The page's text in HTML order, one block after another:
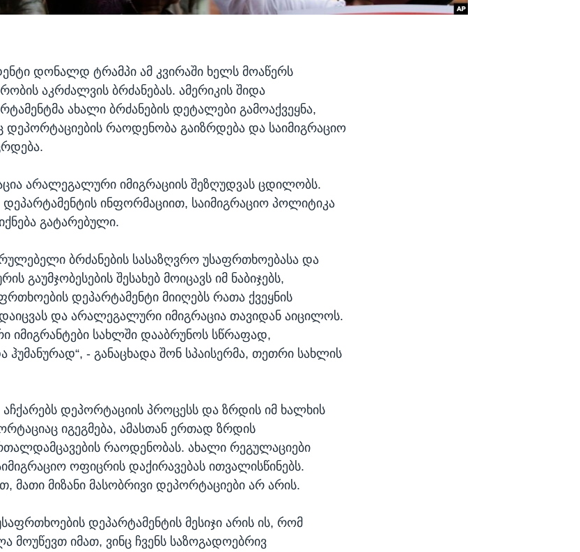
დონალდ ტრამპი ამ კვირაში ხელს მოაწერს
აკრძალვის ბრძანებას. ამერიკის შიდა
ახალი ბრძანების დეტალები გამოაქვეყნა,
რაოდენობა გაიზრდება და საიმიგრაციო
არალეგალური იმიგრაციის შეზღუდვას ცდილობს.
ინფორმაციით, საიმიგრაციო პოლიტიკა
გატარებული.
ბრძანების სასაზღვრო უსაფრთხოებასა და
გაუმჯობესების შესახებ მოიცავს იმ ნაბიჯებს,
დეპარტამენტი მიიღებს რათა ქვეყნის
და არალეგალური იმიგრაცია თავიდან აიცილოს.
სახლში დააბრუნოს სწრაფად,
- განაცხადა შონ სპაისერმა, თეთრი სახლის
დეპორტაციის პროცესს და ზრდის იმ ხალხის
იგეგმება, ამასთან ერთად ზრდის
რაოდენობას. ახალი რეგულაციები
ოფიცრის დაქირავებას ითვალისწინებს.
მათი მიზანი მასობრივი დეპორტაციები არ არის.
დეპარტამენტის მესიჯი არის ის, რომ
მოუწევთ იმათ, ვინც ჩვენს საზოგადოებრივ